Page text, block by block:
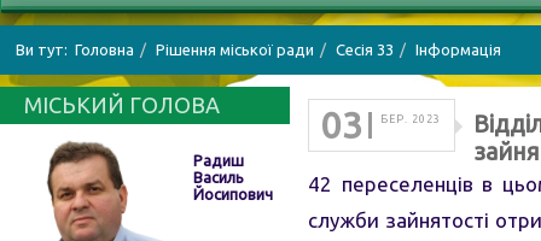
Ви тут: Головна Рішення міської ради Cесія 33 Інформація
МІСЬКИЙ ГОЛОВА
Радиш
Василь
Йосипович
03 БЕР. 2023
42 переселенців в
служби зайнятості